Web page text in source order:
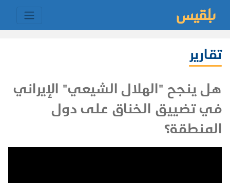
تقارير
هل ينجح "الهلال الشيعي" الإيراني
في تضييق الخناق على دول
المنطقة؟